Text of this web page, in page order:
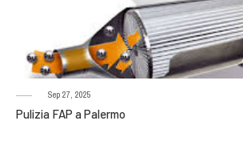
Sep 27, 2025
Pulizia FAP a Palermo